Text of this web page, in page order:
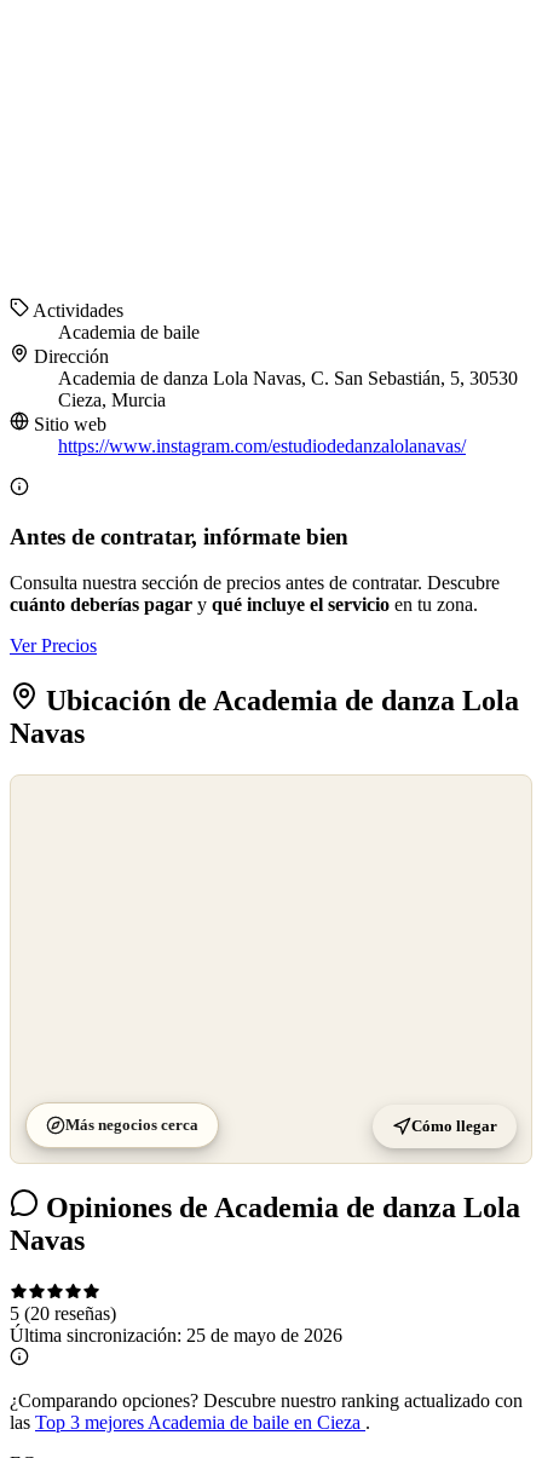
Actividades
Academia de baile
Dirección
Academia de danza Lola Navas, C. San Sebastián, 5, 30530
Cieza, Murcia
Sitio web
https://www.instagram.com/estudiodedanzalolanavas/
Antes de contratar, infórmate bien
Consulta nuestra sección de precios antes de contratar. Descubre
cuánto deberías pagar y qué incluye el servicio en tu zona.
Ver Precios
Ubicación de Academia de danza Lola
Navas
Más negocios cerca Cómo llegar
Opiniones de Academia de danza Lola
Navas
5 (20 reseñas)
Última sincronización: 25 de mayo de 2026
¿Comparando opciones? Descubre nuestro ranking actualizado con
las Top 3 mejores Academia de baile en Cieza .